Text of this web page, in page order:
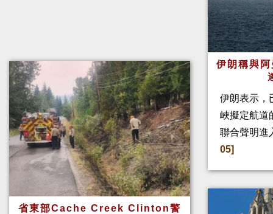
省東部Cache Creek Clinton警
伊朗稱與
伊朗表示，
峽擬定航道
聯合聲明進
05]